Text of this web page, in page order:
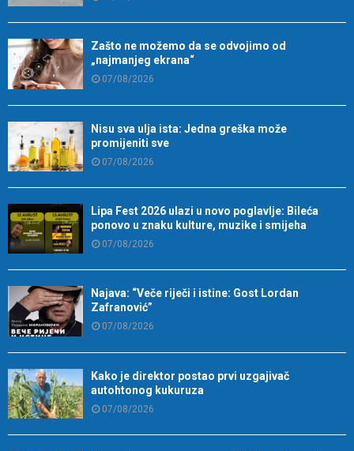
Zašto ne možemo da se odvojimo od
„najmanjeg ekrana“
07/08/2026
Nisu sva ulja ista: Jedna greška može
promijeniti sve
07/08/2026
Lipa Fest 2026 ulazi u novo poglavlje: Bileća
ponovo u znaku kulture, muzike i smijeha
07/08/2026
Najava: “Veče riječi i istine: Gost Lordan
Zafranović”
07/08/2026
Kako je direktor postao prvi uzgajivač
autohtonog kukuruza
07/08/2026